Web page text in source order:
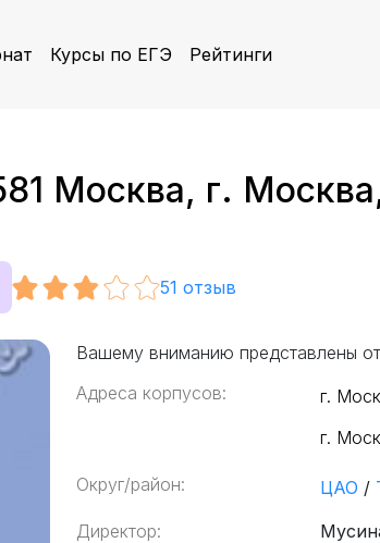
Курсы по ЕГЭ Рейтинги
Москва, г.
51 отзыв
Вашему вниманию представлены
Адреса корпусов:
г.
г.
Округ/район: ЦАО /
Директор: